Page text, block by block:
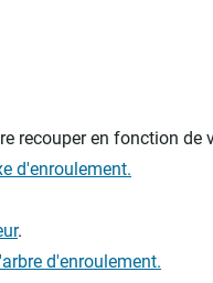
recouper en fonction de
d'enroulement.
.
d'enroulement.